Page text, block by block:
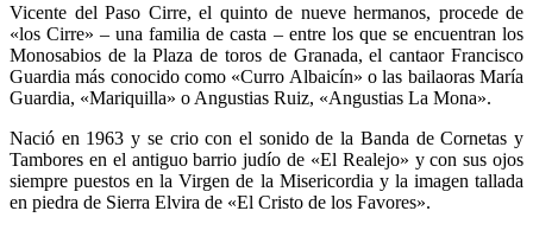
Vicente del Paso Cirre, el quinto de nueve hermanos, procede de
«los Cirre» – una familia de casta – entre los que se encuentran los
Monosabios de la Plaza de toros de Granada, el cantaor Francisco
Guardia más conocido como «Curro Albaicín» o las bailaoras María
Guardia, «Mariquilla» o Angustias Ruiz, «Angustias La Mona».
Nació en 1963 y se crio con el sonido de la Banda de Cornetas y
Tambores en el antiguo barrio judío de «El Realejo» y con sus ojos
siempre puestos en la Virgen de la Misericordia y la imagen tallada
en piedra de Sierra Elvira de «El Cristo de los Favores».